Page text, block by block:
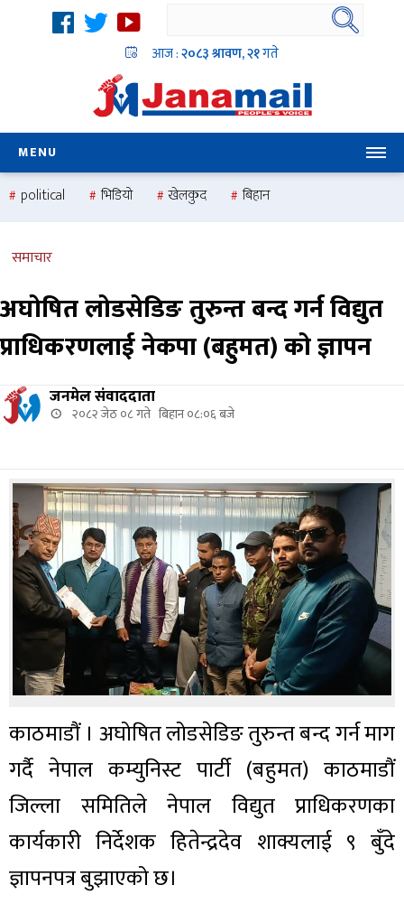
आज :२०८३ श्रावण, २१गते
MENU
political भिडियो खेलकुद
बिहान
national
समाचार
अघोषित लोडसेडिङ तुरुन्त बन्द गर्न विद्युत
प्राधिकरणलाई नेकपा (बहुमत) को ज्ञापन
जनमेल संवाददाता
२०८२ जेठ ०८ गते बिहान ०८:०६ बजे
काठमाडौं । अघोषित लोडसेडिङ तुरुन्त बन्द गर्न माग
गर्दै नेपाल कम्युनिस्ट पार्टी (बहुमत) काठमाडौं
जिल्ला समितिले नेपाल विद्युत प्राधिकरणका
कार्यकारी निर्देशक हितेन्द्रदेव शाक्यलाई ९ बुँदे
ज्ञापनपत्र बुझाएको छ।